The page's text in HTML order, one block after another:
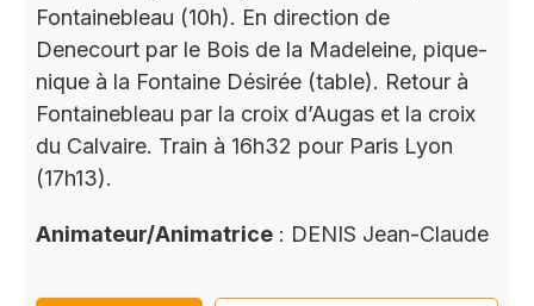
Fontainebleau (10h). En direction de
Denecourt par le Bois de la Madeleine, pique-
nique à la Fontaine Désirée (table). Retour à
Fontainebleau par la croix d’Augas et la croix
du Calvaire. Train à 16h32 pour Paris Lyon
(17h13).
Animateur/Animatrice : DENIS Jean-Claude